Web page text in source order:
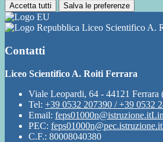
Accetta tutti Salva le preferenze
Liceo Scientifico A.
Contatti
Liceo Scientifico A. Roiti Ferrara
Viale Leopardi, 64 - 44121 Ferrara
Tel: +39 0532 207390 / +39 0532
Email: feps01000n@istruzione.it
PEC: feps01000n@pec.istruzione.it
C.F.: 80008040380